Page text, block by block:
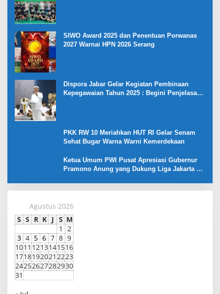
SIWO Award 2025 dan Penentuan Porwanas
2027 Warnai HPN 2026 Serang
Dispora Jabar Gelar Kegiatan Pembinaan
Kepegawaian Tahun 2025 : Begini Penjelasan
PKK RW 10 Meriahkan HUT RI Gelar Senam
Sehat Bugar Warna Warni Kemerdekaan
Ketua Umum PWI Pusat Apresiasi Gubernur
Pramono Anung yang Dukung Liga Jakarta U-
Agustus 2026
S S R K J S M
1
2
3 4 5 6 7 8 9
1011 1213141516
1718192021 2223
24252627282930
31